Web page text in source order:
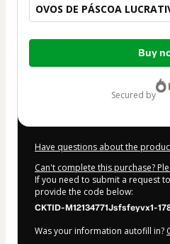
OVOS DE PÁSCOA
Total
$9.00
Buy
secured by
Have questions about the
Can't complete this purchase?
If you need to submit a request
provide the code below:
CKTID-M12134771Jsfsfeyvx1-
Was your information autofill in?